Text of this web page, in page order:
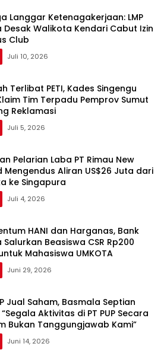
Langgar Ketenagakerjaan: LMP
Desak Walikota Kendari Cabut Izin
Club
Juli 10, 2026
Terlibat PETI, Kades Singengu
Tim Terpadu Pemprov Sumut
Reklamasi
Juli 5, 2026
Pelarian Laba PT Rimau New
Mengendus Aliran US$26 Juta dari
ke Singapura
Juli 4, 2026
HANI dan Harganas, Bank
Salurkan Beasiswa CSR Rp200
Mahasiswa UMKOTA
Juni 29, 2026
Jual Saham, Basmala Septian
Aktivitas di PT PUP Secara
Bukan Tanggungjawab Kami”
Juni 14, 2026